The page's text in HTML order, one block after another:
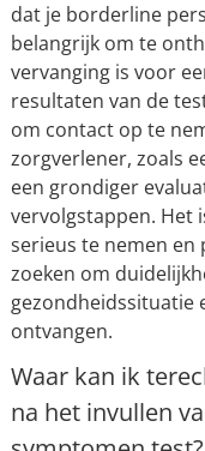
dat je borderline
belangrijk om te
vervanging is voor
resultaten van de
om contact op te
zorgverlener, zoals
een grondiger
vervolgstappen. Het
serieus te nemen en
zoeken om
gezondheidssituatie
ontvangen.
Waar kan ik
na het invullen